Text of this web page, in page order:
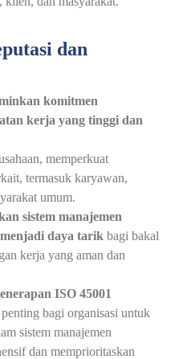
dan
komitmen
kerja yang tinggi dan
memperkuat
termasuk karyawan,
umum.
sistem manajemen
daya tarik bagi bakal
kerja yang aman dan
ISO 45001
penting bagi organisasi untuk
sistem manajemen
dan memprioritaskan